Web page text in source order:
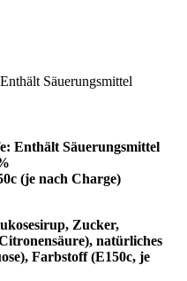
Säuerungsmittel
Enthält Säuerungsmittel
(je nach Charge)
Zucker,
natürliches
Farbstoff (E150c, je